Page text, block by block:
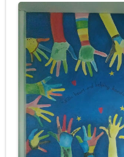
Perbedaan Lukisan
Gambar
Lukisan Mural
Jasa Lukis Mural
Lukisan Mural
Lukisan Mural